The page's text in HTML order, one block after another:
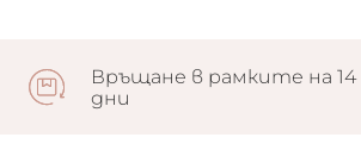
Връщане в рамките на 14
дни